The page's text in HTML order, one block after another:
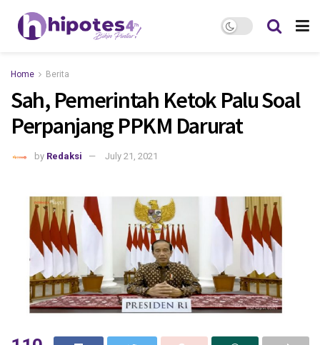
Home Berita
Sah, Pemerintah Ketok Palu Soal
Perpanjang PPKM Darurat
by Redaksi July 21, 2021